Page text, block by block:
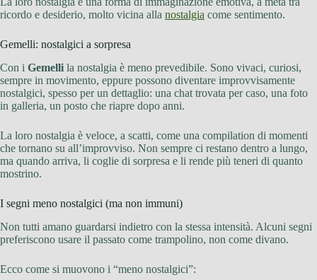
ricordo e desiderio, molto vicina alla nostalgia come sentimento.
Gemelli: nostalgici a sorpresa
Con i Gemelli la nostalgia è meno prevedibile. Sono vivaci, curiosi,
sempre in movimento, eppure possono diventare improvvisamente
nostalgici, spesso per un dettaglio: una chat trovata per caso, una foto
in galleria, un posto che riapre dopo anni.
La loro nostalgia è veloce, a scatti, come una compilation di momenti
che tornano su all’improvviso. Non sempre ci restano dentro a lungo,
ma quando arriva, li coglie di sorpresa e li rende più teneri di quanto
mostrino.
I segni meno nostalgici (ma non immuni)
Non tutti amano guardarsi indietro con la stessa intensità. Alcuni segni
preferiscono usare il passato come trampolino, non come divano.
Ecco come si muovono i “meno nostalgici”: